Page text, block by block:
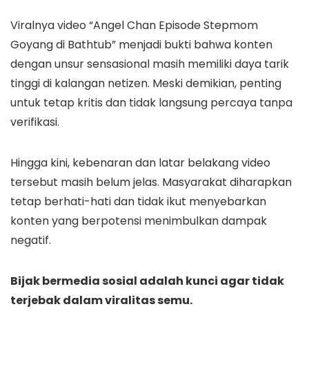
Viralnya video “Angel Chan Episode Stepmom
Goyang di Bathtub” menjadi bukti bahwa konten
dengan unsur sensasional masih memiliki daya tarik
tinggi di kalangan netizen. Meski demikian, penting
untuk tetap kritis dan tidak langsung percaya tanpa
verifikasi.
Hingga kini, kebenaran dan latar belakang video
tersebut masih belum jelas. Masyarakat diharapkan
tetap berhati-hati dan tidak ikut menyebarkan
konten yang berpotensi menimbulkan dampak
negatif.
Bijak bermedia sosial adalah kunci agar tidak
terjebak dalam viralitas semu.